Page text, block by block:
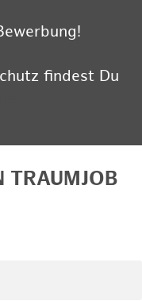
findest Du
TRAUMJOB